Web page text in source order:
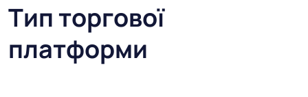
Тип торгової
платформи